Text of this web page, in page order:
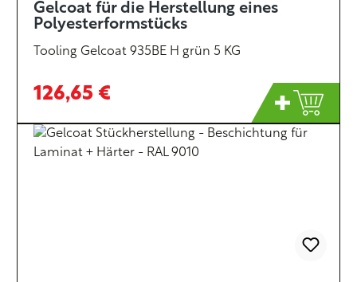
Gelcoat für die Herstellung eines
Polyesterformstücks
Tooling Gelcoat 935BE H grün 5 KG
126,65 €